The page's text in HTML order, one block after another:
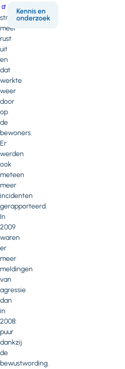
straalden
meer
rust
uit
en
dat
werkte
weer
door
op
de
bewoners.
Er
werden
ook
meteen
meer
incidenten
gerapporteerd.
In
2009
waren
er
meer
meldingen
van
agressie
dan
in
2008:
puur
dankzij
de
bewustwording.
Kennis en
onderzoek